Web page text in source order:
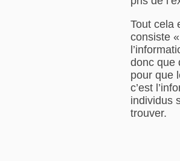
Tout cela
consiste
donc que
pour que
c’est
individus
trouver.